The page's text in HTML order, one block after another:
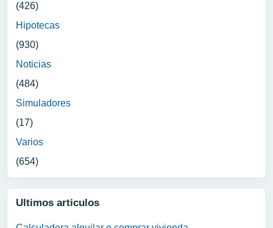
(426)
Hipotecas
(930)
Noticias
(484)
Simuladores
(17)
Varios
(654)
Ultimos articulos